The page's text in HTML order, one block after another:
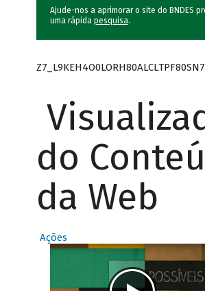
Ajude-nos a aprimorar o site do BNDES
uma rápida pesquisa.
Z7_L9KEH4O0LORH80ALCLTPF80SN7
do
da Web
Ações